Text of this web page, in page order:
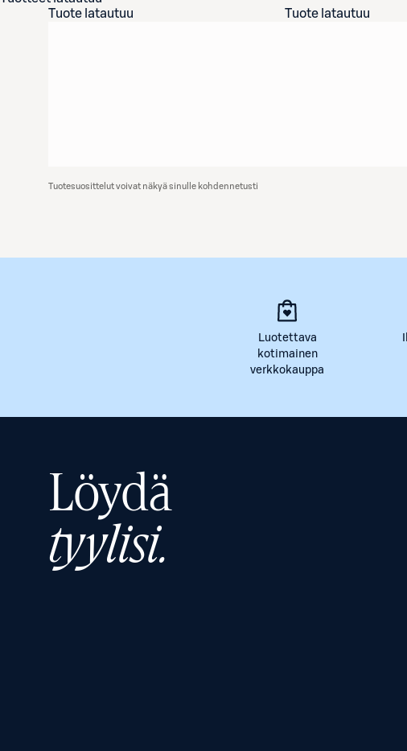
Tuote latautuu
Tuote latautuu
Tuotesuosittelut voivat näkyä sinulle kohdennetusti
Luotettava
kotimainen
verkkokauppa
Löydä
tyylisi.